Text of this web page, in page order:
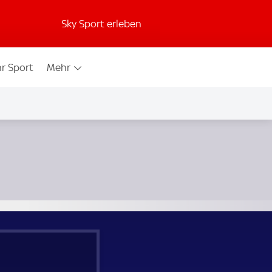
Sky Sport erleben
Sport Mehr